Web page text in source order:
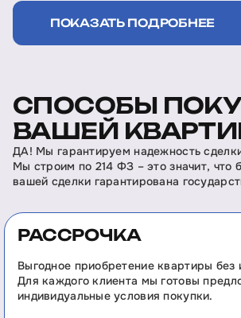
ПОКАЗАТЬ ПОДРОБНЕЕ
СПОСОБЫ
ВАШЕЙ
ДА! Мы гарантируем надежность
Мы строим по 214 ФЗ – это значит, что
вашей сделки гарантирована
РАССРОЧКА
Выгодное приобретение квартиры без
Для каждого клиента мы готовы
индивидуальные условия покупки.